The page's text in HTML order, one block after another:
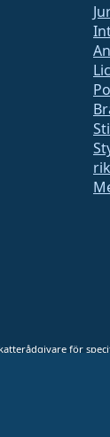
för